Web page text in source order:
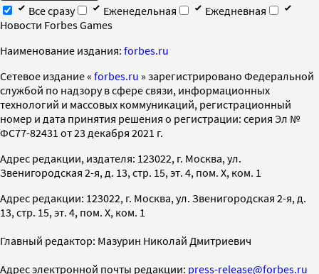
Все сразу
Еженедельная
Ежедневная
Новости Forbes Games
Наименование издания: forbes.ru
Cетевое издание « forbes.ru » зарегистрировано Федеральной
службой по надзору в сфере связи, информационных
технологий и массовых коммуникаций, регистрационный
номер и дата принятия решения о регистрации: серия Эл №
ФС77-82431 от 23 декабря 2021 г.
Адрес редакции, издателя: 123022, г. Москва, ул.
Звенигородская 2-я, д. 13, стр. 15, эт. 4, пом. X, ком. 1
Адрес редакции: 123022, г. Москва, ул. Звенигородская 2-я, д.
13, стр. 15, эт. 4, пом. X, ком. 1
Главный редактор: Мазурин Николай Дмитриевич
Адрес электронной почты редакции: press-release@forbes.ru